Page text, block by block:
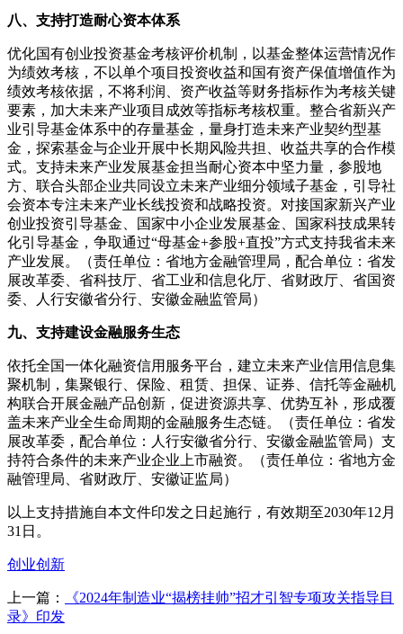
八、支持打造耐心资本体系
优化国有创业投资基金考核评价机制，以基金整体运营情况作
为绩效考核，不以单个项目投资收益和国有资产保值增值作为
绩效考核依据，不将利润、资产收益等财务指标作为考核关键
要素，加大未来产业项目成效等指标考核权重。整合省新兴产
业引导基金体系中的存量基金，量身打造未来产业契约型基
金，探索基金与企业开展中长期风险共担、收益共享的合作模
式。支持未来产业发展基金担当耐心资本中坚力量，参股地
方、联合头部企业共同设立未来产业细分领域子基金，引导社
会资本专注未来产业长线投资和战略投资。对接国家新兴产业
创业投资引导基金、国家中小企业发展基金、国家科技成果转
化引导基金，争取通过“母基金+参股+直投”方式支持我省未来
产业发展。（责任单位：省地方金融管理局，配合单位：省发
展改革委、省科技厅、省工业和信息化厅、省财政厅、省国资
委、人行安徽省分行、安徽金融监管局）
九、支持建设金融服务生态
依托全国一体化融资信用服务平台，建立未来产业信用信息集
聚机制，集聚银行、保险、租赁、担保、证券、信托等金融机
构联合开展金融产品创新，促进资源共享、优势互补，形成覆
盖未来产业全生命周期的金融服务生态链。（责任单位：省发
展改革委，配合单位：人行安徽省分行、安徽金融监管局）支
持符合条件的未来产业企业上市融资。（责任单位：省地方金
融管理局、省财政厅、安徽证监局）
以上支持措施自本文件印发之日起施行，有效期至2030年12月
31日。
创业创新
上一篇：
《2024年制造业“揭榜挂帅”招才引智专项攻关指导目
录》印发